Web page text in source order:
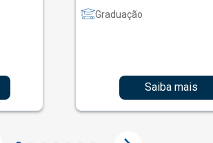
Graduação
Saiba mais